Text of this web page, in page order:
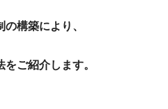
構築により、
ご紹介します。